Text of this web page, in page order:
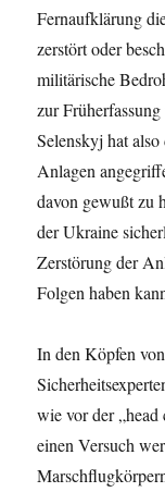
Fernaufklärung
zerstört oder
militärische
zur
Selenskyj hat
Anlagen
davon gewußt zu
der Ukraine
Zerstörung der
Folgen haben
In den Köpfen
wie vor der
einen Versuch